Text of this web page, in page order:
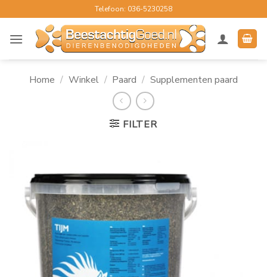
naar
inhoud
Telefoon: 036-5230258
Home / Winkel / Paard / Supplementen paard
FILTER